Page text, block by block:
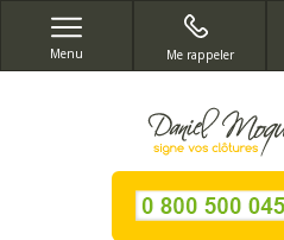
Menu Me rappeler